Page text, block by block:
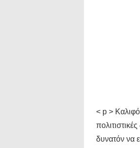
< p >
δυνατόν να